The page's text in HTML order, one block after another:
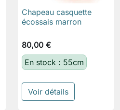
Chapeau casquette
écossais marron
80,00 €
En stock : 55cm
Voir détails